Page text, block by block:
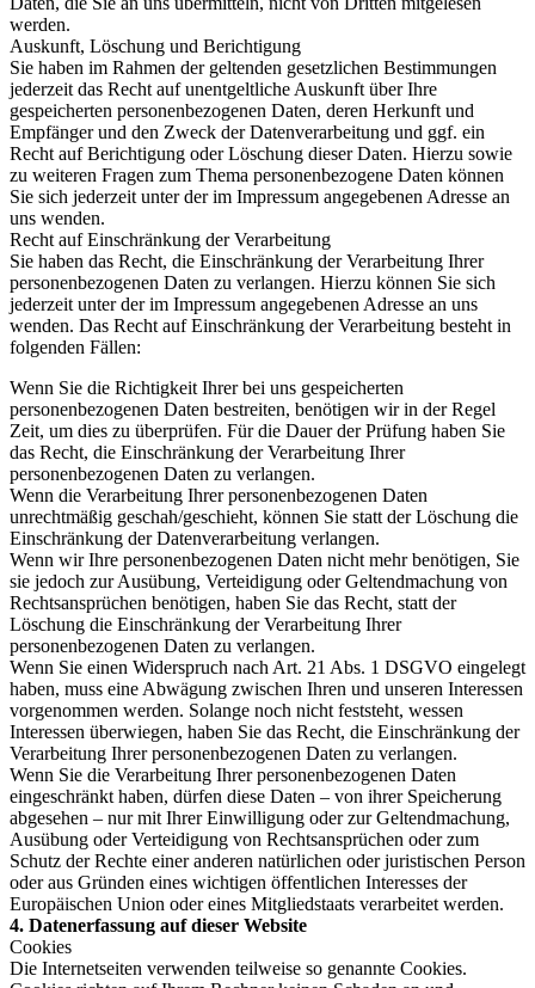
werden.
Auskunft, Löschung und Berichtigung
Sie haben im Rahmen der geltenden gesetzlichen Bestimmungen
jederzeit das Recht auf unentgeltliche Auskunft über Ihre
gespeicherten personenbezogenen Daten, deren Herkunft und
Empfänger und den Zweck der Datenverarbeitung und ggf. ein
Recht auf Berichtigung oder Löschung dieser Daten. Hierzu sowie
zu weiteren Fragen zum Thema personenbezogene Daten können
Sie sich jederzeit unter der im Impressum angegebenen Adresse an
uns wenden.
Recht auf Einschränkung der Verarbeitung
Sie haben das Recht, die Einschränkung der Verarbeitung Ihrer
personenbezogenen Daten zu verlangen. Hierzu können Sie sich
jederzeit unter der im Impressum angegebenen Adresse an uns
wenden. Das Recht auf Einschränkung der Verarbeitung besteht in
folgenden Fällen:
Wenn Sie die Richtigkeit Ihrer bei uns gespeicherten
personenbezogenen Daten bestreiten, benötigen wir in der Regel
Zeit, um dies zu überprüfen. Für die Dauer der Prüfung haben Sie
das Recht, die Einschränkung der Verarbeitung Ihrer
personenbezogenen Daten zu verlangen.
Wenn die Verarbeitung Ihrer personenbezogenen Daten
unrechtmäßig geschah/geschieht, können Sie statt der Löschung die
Einschränkung der Datenverarbeitung verlangen.
Wenn wir Ihre personenbezogenen Daten nicht mehr benötigen, Sie
sie jedoch zur Ausübung, Verteidigung oder Geltendmachung von
Rechtsansprüchen benötigen, haben Sie das Recht, statt der
Löschung die Einschränkung der Verarbeitung Ihrer
personenbezogenen Daten zu verlangen.
Wenn Sie einen Widerspruch nach Art. 21 Abs. 1 DSGVO eingelegt
haben, muss eine Abwägung zwischen Ihren und unseren Interessen
vorgenommen werden. Solange noch nicht feststeht, wessen
Interessen überwiegen, haben Sie das Recht, die Einschränkung der
Verarbeitung Ihrer personenbezogenen Daten zu verlangen.
Wenn Sie die Verarbeitung Ihrer personenbezogenen Daten
eingeschränkt haben, dürfen diese Daten – von ihrer Speicherung
abgesehen – nur mit Ihrer Einwilligung oder zur Geltendmachung,
Ausübung oder Verteidigung von Rechtsansprüchen oder zum
Schutz der Rechte einer anderen natürlichen oder juristischen Person
oder aus Gründen eines wichtigen öffentlichen Interesses der
Europäischen Union oder eines Mitgliedstaats verarbeitet werden.
4. Datenerfassung auf dieser Website
Cookies
Die Internetseiten verwenden teilweise so genannte Cookies.